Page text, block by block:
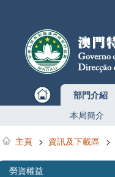
部門介紹
本局簡介
主頁 > 資訊及下載區 >
勞資權益